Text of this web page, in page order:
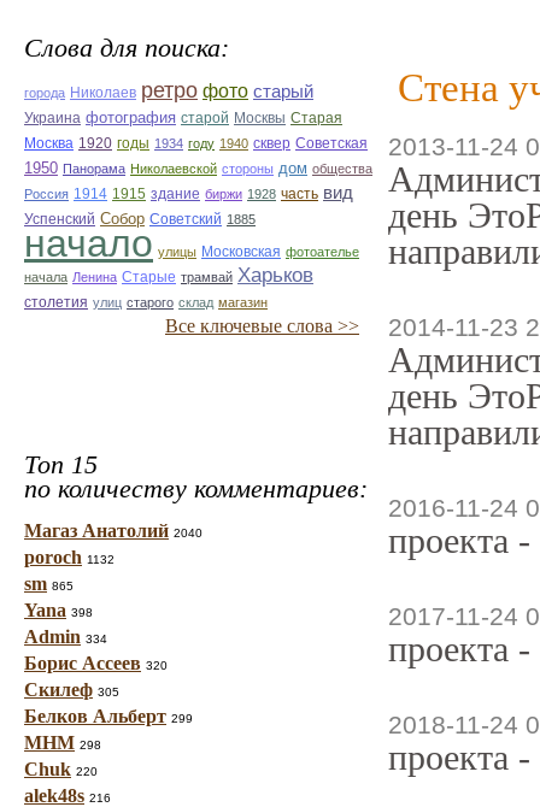
Слова для поиска:
города Николаев ретро фото старый
Украина фотография старой Москвы Старая
Москва 1920 годы 1934 году 1940 сквер Советская
1950 Панорама Николаевской стороны дом общества
Россия 1914 1915 здание биржи 1928 часть вид
Успенский Собор Советский 1885
начало улицы Московская фотоателье
начала Ленина Старые трамвай Харьков
столетия улиц старого склад магазин
Все ключевые слова >>
Топ 15
по количеству комментариев:
Магаз Анатолий 2040
poroch 1132
sm 865
Yana 398
Admin 334
Борис Ассеев 320
Скилеф 305
Белков Альберт 299
МНМ 298
Chuk 220
alek48s 216
Стена
2013-11-24
день
2014-11-23
день
2016-11-24
проекта
2017-11-24
проекта
2018-11-24
проекта